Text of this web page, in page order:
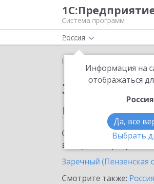
Система программ
Россия
Информация на
отображаться
Россия
Да, все
Выбрать
Главная
Заказать
в Пензенской
Ознакомьтесь с
внедрение продукта.
Заречный (Пензенская
Смотрите также: Россия